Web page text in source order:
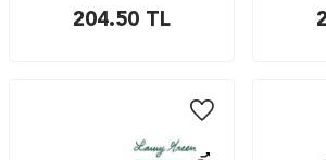
204.50 TL